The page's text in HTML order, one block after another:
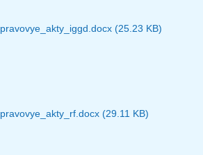
pravovye_akty_iggd.docx (25.23 KB)
pravovye_akty_rf.docx (29.11 KB)